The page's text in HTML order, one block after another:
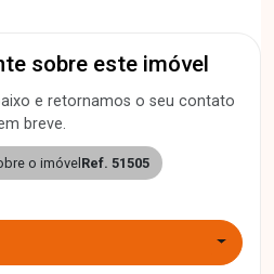
sobre este imóvel
e retornamos o seu contato
breve.
o imóvelRef. 51505